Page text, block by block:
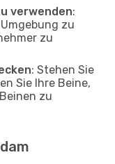
verwenden:
zu
zu
: Stehen Sie
Sie Ihre Beine,
zu